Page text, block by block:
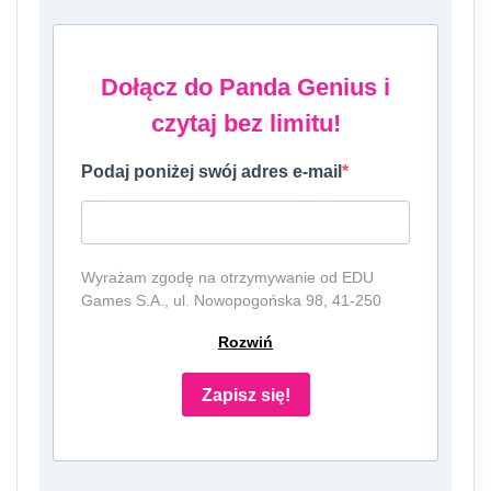
Dołącz do Panda Genius i
czytaj bez limitu!
Podaj poniżej swój adres e-mail
Wyrażam zgodę na otrzymywanie od EDU
Games S.A., ul. Nowopogońska 98, 41-250
REGON: 387109330 (dalej jako
"Administrator") newslettera, czyli informacji o
tematyce związanej z edukacją i szkolnictwem
oraz ofert handlowych lub/ i reklamowych za
telefonicznej. Podanie danych jest dobrowolne,
Rozwiń
Zapisz się!